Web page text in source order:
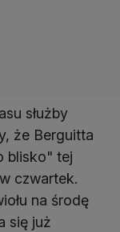
służby
że Berguitta
blisko" tej
czwartek.
na środę
się już